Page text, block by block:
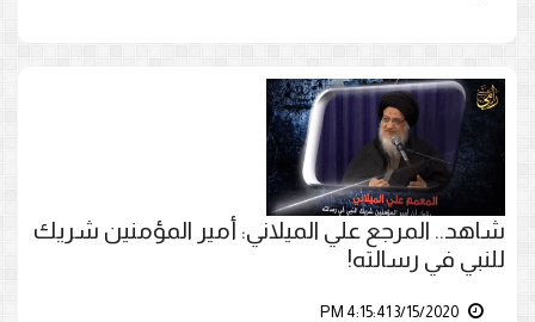
شاهد.. المرجع علي الميلاني: أمير المؤمنين شريك
للنبي في رسالته!